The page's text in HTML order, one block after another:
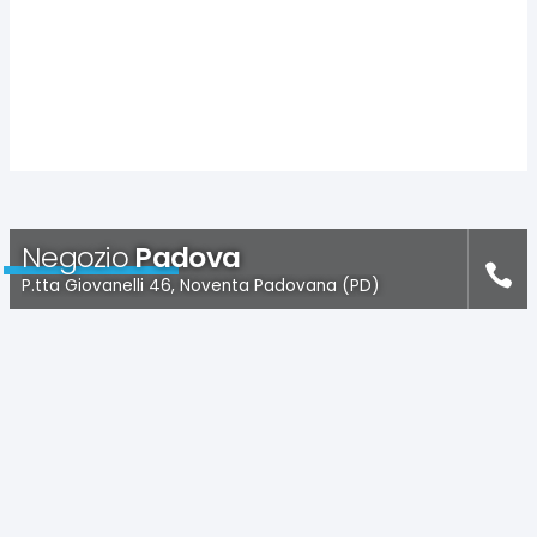
NegozioPadova
P.tta Giovanelli 46, Noventa Padovana (PD)